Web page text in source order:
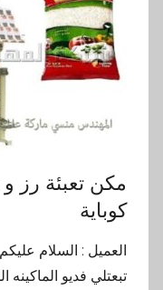
كوباية
العميل : السلام
تبعتلي فديو